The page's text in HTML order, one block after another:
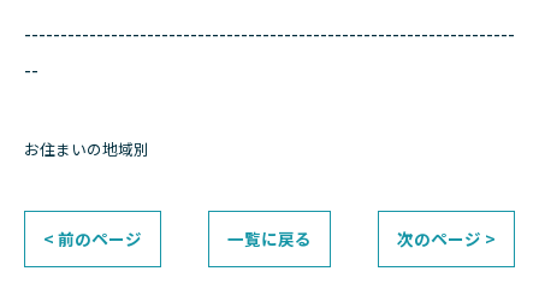
--------------------------------------------------------------------
--
お住まいの地域別
< 前のページ 一覧に戻る 次のページ >